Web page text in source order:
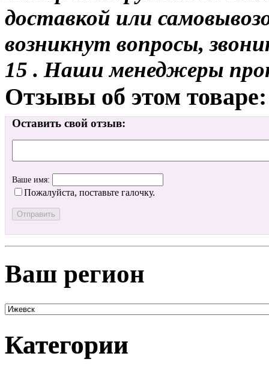
доставкой или
возникнут вопросы,
15 . Наши менеджеры
Отзывы об этом товаре:
Оставить свой отзыв:
Ваше имя:
Пожалуйста, поставьте галочку.
Ваш регион
Категории